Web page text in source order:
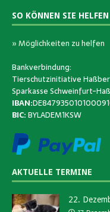
SO KÖNNEN SIE HELFEN
» Möglichkeiten zu helfen
Bankverbindung:
Tierschutzinitiative
Sparkasse Schweinfurt-
IBAN:
BIC:BYLADEM1KSW
AKTUELLE TERMINE
22.